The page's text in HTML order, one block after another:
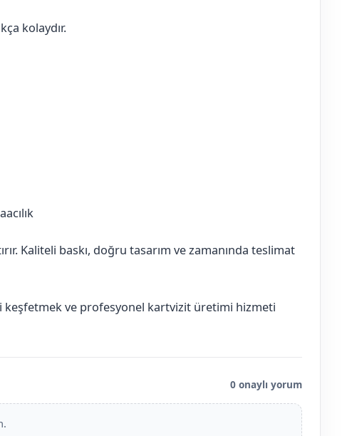
kolaydır.
Kaliteli baskı, doğru tasarım ve zamanında teslimat
ve profesyonel kartvizit üretimi hizmeti
0 onaylı yorum